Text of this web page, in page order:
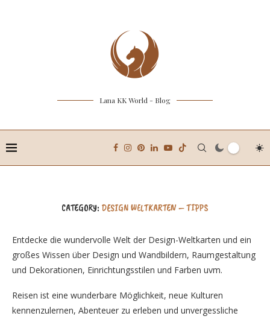
Lana KK World - Blog
CATEGORY: DESIGN WELTKARTEN – TIPPS
Entdecke die wundervolle Welt der Design-Weltkarten und ein
großes Wissen über Design und Wandbildern, Raumgestaltung
und Dekorationen, Einrichtungsstilen und Farben uvm.
Reisen ist eine wunderbare Möglichkeit, neue Kulturen
kennenzulernen, Abenteuer zu erleben und unvergessliche